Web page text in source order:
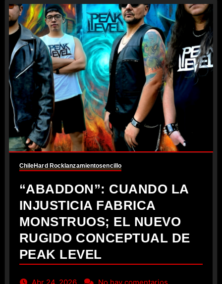
ChileHard Rocklanzamientosencillo
“ABADDON”: CUANDO LA
INJUSTICIA FABRICA
MONSTRUOS; EL NUEVO
RUGIDO CONCEPTUAL DE
PEAK LEVEL
Abr 24, 2026 No hay comentarios